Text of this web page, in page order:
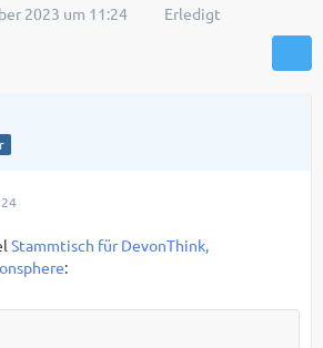
2023 um 11:24 Erledigt
Stammtisch für DevonThink,
: